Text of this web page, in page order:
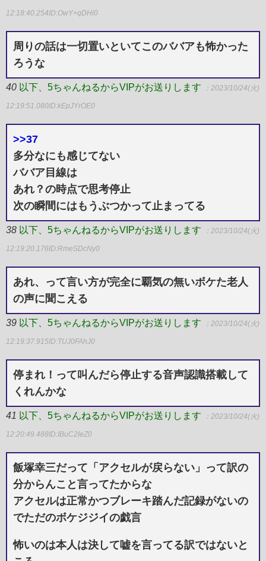
12:18:40.254ID:OwY+qDHl0
周りの話は一切置いといてこのババアも怖かった
ろうな
40 以下、5ちゃんねるからVIPがお送りします ：2023/10/24(火)
12:19:51.080ID:kEpJYrOE0
>>37
多分なにも感じてない
ババア目線は
あれ？の時点で思考停止
次の瞬間にはもうぶつかって止まってる
38 以下、5ちゃんねるからVIPがお送りします ：2023/10/24(火)
12:19:20.176ID:RmeSDcNy0
あれ、って言い方が完全に覇気の無いボケた老人
の声に聞こえる
39 以下、5ちゃんねるからVIPがお送りします ：2023/10/24(火)
12:19:37.915ID:TUJ0FAhJ0
停まれ！って叫んだら停止する音声認識搭載して
くれんかな
41 以下、5ちゃんねるからVIPがお送りします ：2023/10/24(火)
12:20:49.488ID:IBuC2IeZ0
飯塚幸三だって「アクセルが戻らない」って訳の
分からんこと言ってたからな
アクセルは正常かつブレーキ踏んだ記録がないの
でただのボケジジイの戯言
怖いのは本人は決して嘘を言ってる訳ではないと